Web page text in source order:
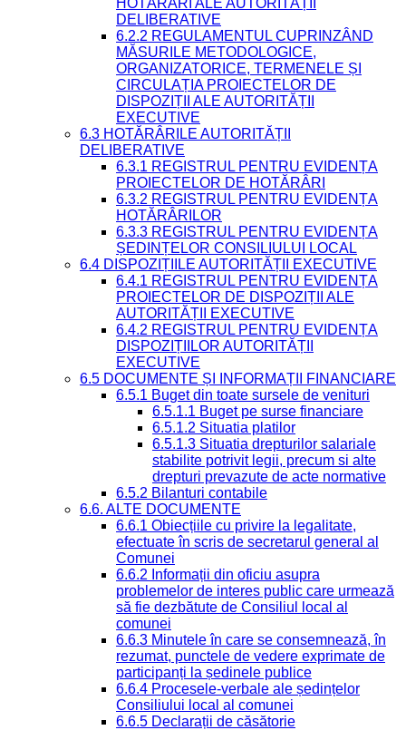
HOTĂRÂRI ALE AUTORITĂȚII
DELIBERATIVE
6.2.2 REGULAMENTUL CUPRINZÂND
MĂSURILE METODOLOGICE,
ORGANIZATORICE, TERMENELE ȘI
CIRCULAȚIA PROIECTELOR DE
DISPOZIȚII ALE AUTORITĂȚII
EXECUTIVE
6.3 HOTĂRÂRILE AUTORITĂȚII
DELIBERATIVE
6.3.1 REGISTRUL PENTRU EVIDENȚA
PROIECTELOR DE HOTĂRÂRI
6.3.2 REGISTRUL PENTRU EVIDENȚA
HOTĂRÂRILOR
6.3.3 REGISTRUL PENTRU EVIDENȚA
ȘEDINȚELOR CONSILIULUI LOCAL
6.4 DISPOZIȚIILE AUTORITĂȚII EXECUTIVE
6.4.1 REGISTRUL PENTRU EVIDENȚA
PROIECTELOR DE DISPOZIȚII ALE
AUTORITĂȚII EXECUTIVE
6.4.2 REGISTRUL PENTRU EVIDENȚA
DISPOZIȚIILOR AUTORITĂȚII
EXECUTIVE
6.5 DOCUMENTE ȘI INFORMAȚII FINANCIARE
6.5.1 Buget din toate sursele de venituri
6.5.1.1 Buget pe surse financiare
6.5.1.2 Situatia platilor
6.5.1.3 Situatia drepturilor salariale
stabilite potrivit legii, precum si alte
drepturi prevazute de acte normative
6.5.2 Bilanturi contabile
6.6. ALTE DOCUMENTE
6.6.1 Obiecțiile cu privire la legalitate,
efectuate în scris de secretarul general al
Comunei
6.6.2 Informații din oficiu asupra
problemelor de interes public care urmează
să fie dezbătute de Consiliul local al
comunei
6.6.3 Minutele în care se consemnează, în
rezumat, punctele de vedere exprimate de
participanți la ședinele publice
6.6.4 Procesele-verbale ale ședințelor
Consiliului local al comunei
6.6.5 Declarații de căsătorie